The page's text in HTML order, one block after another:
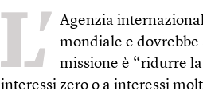
L’ Agenzia
mondiale e dovrebbe
missione è “ridurre
interessi zero o a interessi